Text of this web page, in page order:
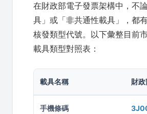
在財政部電子發票架構中，不
具」或「非共通性載具」，都
核發類型代號。以下彙整目前
載具類型對照表：
載具名稱 財
手機條碼